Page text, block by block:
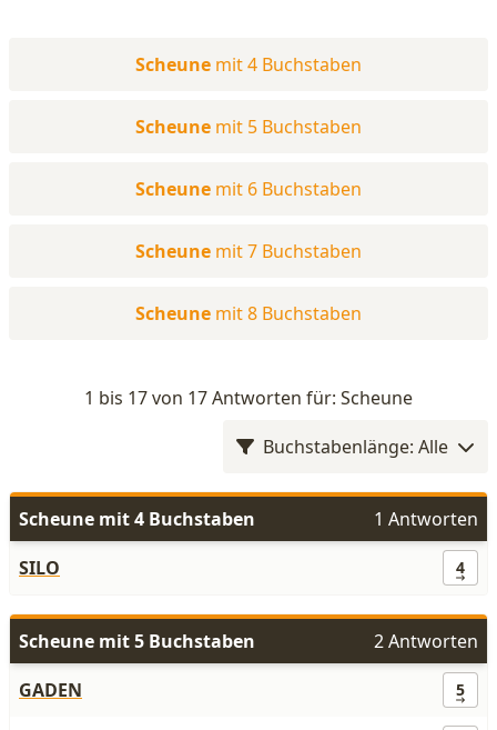
Scheune mit 4 Buchstaben
Scheune mit 5 Buchstaben
Scheune mit 6 Buchstaben
Scheune mit 7 Buchstaben
Scheune mit 8 Buchstaben
1 bis 17 von 17 Antworten für: Scheune
Buchstabenlänge: Alle
Scheune mit 4 Buchstaben
1 Antworten
SILO
4
Scheune mit 5 Buchstaben
2 Antworten
GADEN
5